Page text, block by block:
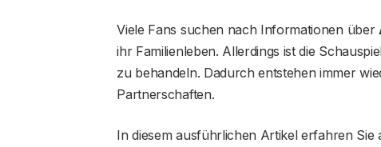
Viele Fans suchen nach Informationen über
ihr Familienleben. Allerdings ist die
zu behandeln. Dadurch entstehen immer
Partnerschaften.
In diesem ausführlichen Artikel erfahren Sie